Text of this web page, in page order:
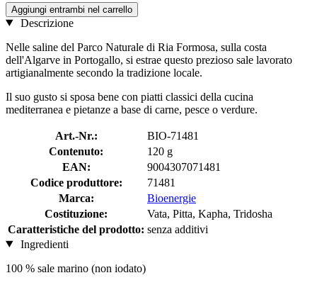
Aggiungi entrambi nel carrello
Descrizione
Nelle saline del Parco Naturale di Ria Formosa, sulla costa
dell'Algarve in Portogallo, si estrae questo prezioso sale lavorato
artigianalmente secondo la tradizione locale.
Il suo gusto si sposa bene con piatti classici della cucina
mediterranea e pietanze a base di carne, pesce o verdure.
Art.-Nr.:
BIO-71481
Contenuto:
120 g
EAN:
9004307071481
Codice produttore:
71481
Marca:
Bioenergie
Costituzione:
Vata, Pitta, Kapha, Tridosha
Caratteristiche del prodotto: senza additivi
Ingredienti
100 % sale marino (non iodato)